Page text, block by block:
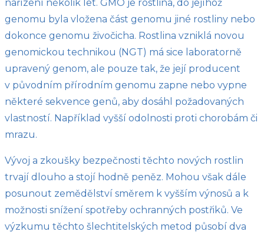
nařízení několik let. GMO je rostlina, do jejíhož
genomu byla vložena část genomu jiné rostliny nebo
dokonce genomu živočicha. Rostlina vzniklá novou
genomickou technikou (NGT) má sice laboratorně
upravený genom, ale pouze tak, že její producent
v původním přírodním genomu zapne nebo vypne
některé sekvence genů, aby dosáhl požadovaných
vlastností. Například vyšší odolnosti proti chorobám či
mrazu.
Vývoj a zkoušky bezpečnosti těchto nových rostlin
trvají dlouho a stojí hodně peněz. Mohou však dále
posunout zemědělství směrem k vyšším výnosů a k
možnosti snížení spotřeby ochranných postřiků. Ve
výzkumu těchto šlechtitelských metod působí dva